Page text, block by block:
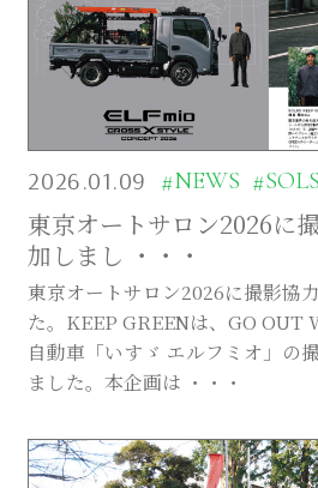
2026.01.09 #NEWS
東京オートサロン2026に
加しまし ・・・
東京オートサロン2026に撮影協
た。KEEP GREENは、GO OUT
自動車「いすゞ エルフミオ」の
ました。本企画は ・・・